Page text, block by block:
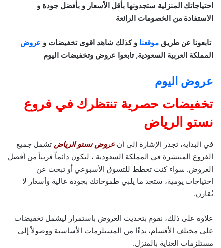
احتياجاتك المنزلية ستجدونها بأقل الأسعار و بأفضل جودة و
الاستفادة من الخصومات الرائعة
تابعونا عن طريق موقعنا و كذلك شاهد اقوى تخفيضات و عروض
المملكة العربية السعودية, تابعوا عروض وتخفيضات اليوم
عروض اليوم
تخفيضات حصرية تنتظرك في فروع
نستو الرياض
في البداية، تجدر الإشارة إلى أن عروض نستو الرياض تشمل جميع
الفروع المنتشرة في المملكة السعودية ، لتكون دائماً قريباً من أفضل
العروض. سواء كنت تخطط للتسوق الأسبوعي أو تبحث عن
احتياجات يومية، ستجد ما يلبي طموحاتك بجودة عالية وأسعار لا
تُقارن.
علاوة على ذلك، نقوم بتحديث العروض باستمرار ليشمل تخفيضات
على مختلف الأقسام، بدءًا من المستلزمات الأساسية ووصولاً إلى
مستلزمات العناية بالمنزل.